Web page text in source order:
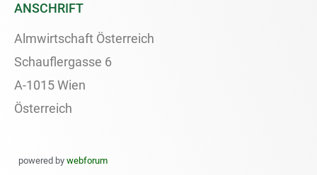
ANSCHRIFT
Almwirtschaft Österreich
Schauflergasse 6
A-1015 Wien
Österreich
powered by webforum